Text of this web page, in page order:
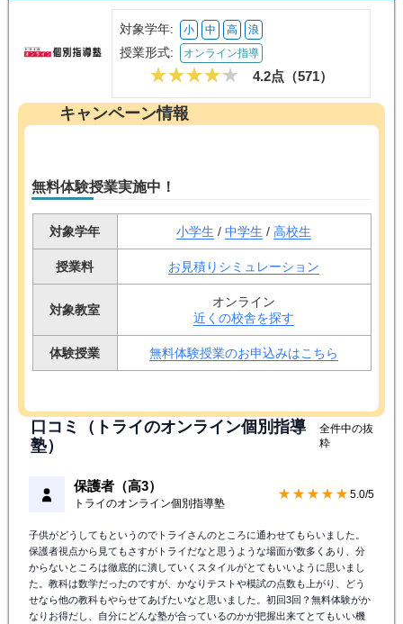
対象学年: 小 中 高 浪
授業形式: オンライン指導
4.2点（571）
キャンペーン情報
無料体験授業実施中！
対象学年 小学生 / 中学生 / 高校生
授業料 お見積りシミュレーション
対象教室
オンライン
近くの校舎を探す
体験授業 無料体験授業のお申込みはこちら
口コミ（トライのオンライン個別指導
塾）
全件中の抜
粋
保護者（高3）
トライのオンライン個別指導塾
★★★★★ 5.0/5
子供がどうしてもというのでトライさんのところに通わせてもらいました。
保護者視点から見てもさすがトライだなと思うような場面が数多くあり、分
からないところは徹底的に潰していくスタイルがとてもいいように思いまし
た。教科は数学だったのですが、かなりテストや模試の点数も上がり、どう
せなら他の教科もやらせてあげたいなと思いました。初回3回？無料体験がか
なりお得だし、自分にどんな塾が合っているのかが把握出来てとてもいい機